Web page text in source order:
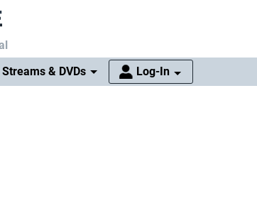
Streams & DVDs Log-In